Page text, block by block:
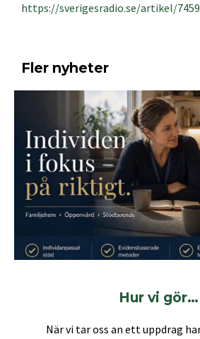
https://sverigesradio.se/artikel/
Fler nyheter
Hur vi gör…
När vi tar oss an ett uppdrag